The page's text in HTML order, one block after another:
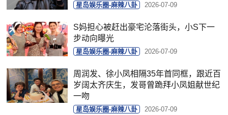
星岛娱乐圈-麻辣八卦 2026-07-09
S妈担心被赶出豪宅沦落街头，小S下一
步动向曝光
星岛娱乐圈-麻辣八卦 2026-07-09
周润发、徐小凤相隔35年首同框，跟近百
岁阔太齐庆生，发哥曾跪拜小凤姐献世纪
一吻
星岛娱乐圈-麻辣八卦 2026-07-09